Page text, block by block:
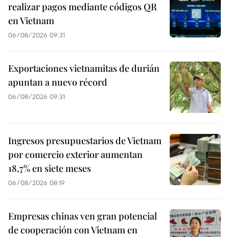
realizar pagos mediante códigos QR
en Vietnam
06/08/2026 09:31
Exportaciones vietnamitas de durián
apuntan a nuevo récord
06/08/2026 09:31
Ingresos presupuestarios de Vietnam
por comercio exterior aumentan
18,7% en siete meses
06/08/2026 08:19
Empresas chinas ven gran potencial
de cooperación con Vietnam en